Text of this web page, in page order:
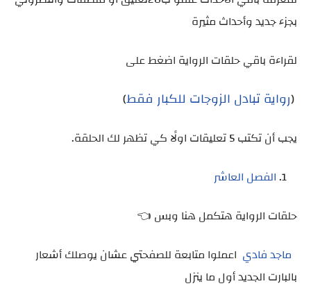
بجزء جديد وأحداث مثيرة
لقراءة باقي حلقات الرواية اضغط على
(رواية تبادل الزوجات للكبار فقط)
يجب أن تكتب 5 تعليقات اولًا كي تظهر لك الحلقة.
الفصل العاشر
حلقات الرواية هتكمل هنا وبس 👈
ماجد فادي اعملوا متابعة للصفحتي عشان يوصلك أشعار
بالبارت الجديد أول ما ينزل